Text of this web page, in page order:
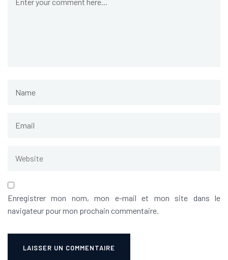
Enregistrer mon nom, mon e-mail et mon site dans le
navigateur pour mon prochain commentaire.